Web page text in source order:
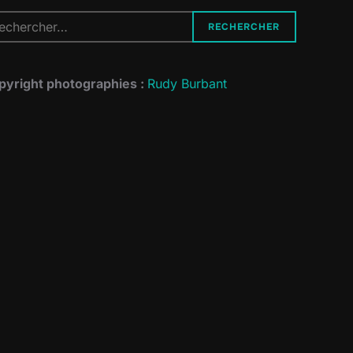
:
RECHERCHER
photographies : Rudy Burbant